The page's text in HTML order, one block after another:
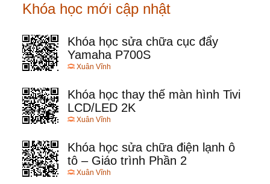
Khóa học mới cập nhật
Khóa học sửa chữa cục đẩy
Yamaha P700S
Xuân Vĩnh
Khóa học thay thế màn hình Tivi
LCD/LED 2K
Xuân Vĩnh
Khóa học sửa chữa điện lạnh ô
tô – Giáo trình Phần 2
Xuân Vĩnh